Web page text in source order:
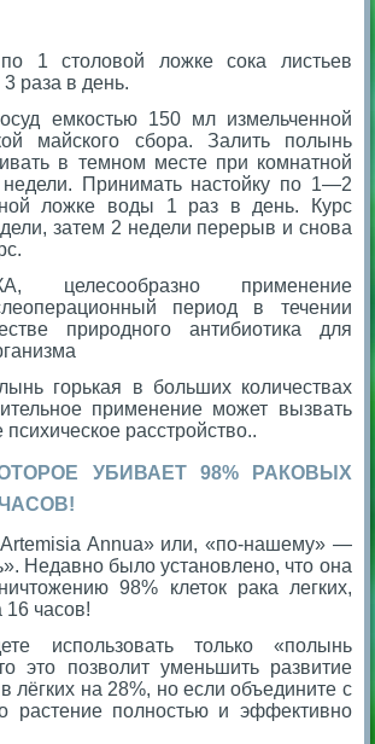
1 столовой ложке сока листьев
раза в день.
емкостью 150 мл измельченной
майского сбора. Залить полынь
в темном месте при комнатной
Принимать настойку по 1—2
ложке воды 1 раз в день. Курс
затем 2 недели перерыв и снова
целесообразно применение
период в течении
природного антибиотика для
горькая в больших количествах
применение может вызвать
расстройство..
УБИВАЕТ 98% РАКОВЫХ
ЧАСОВ!
Annua» или, «по-нашему» —
Недавно было установлено, что она
98% клеток рака легких,
16 часов!
использовать только «полынь
это позволит уменьшить развитие
лёгких на 28%, но если объедините с
растение полностью и эффективно